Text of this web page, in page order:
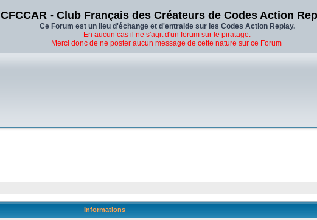
CFCCAR - Club Français des Créateurs de Codes Action
Ce Forum est un lieu d'échange et d'entraide sur les Codes Action Replay.
En aucun cas il ne s'agit d'un forum sur le piratage.
Merci donc de ne poster aucun message de cette nature sur ce Forum
Informations